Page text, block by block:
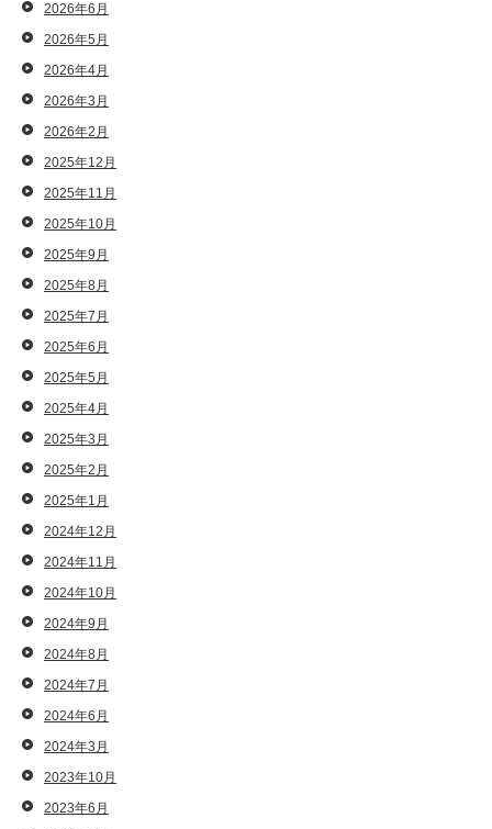
2026年6月
2026年5月
2026年4月
2026年3月
2026年2月
2025年12月
2025年11月
2025年10月
2025年9月
2025年8月
2025年7月
2025年6月
2025年5月
2025年4月
2025年3月
2025年2月
2025年1月
2024年12月
2024年11月
2024年10月
2024年9月
2024年8月
2024年7月
2024年6月
2024年3月
2023年10月
2023年6月